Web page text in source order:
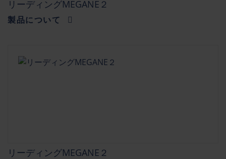
リーディングMEGANE２
製品について
リーディングMEGANE２